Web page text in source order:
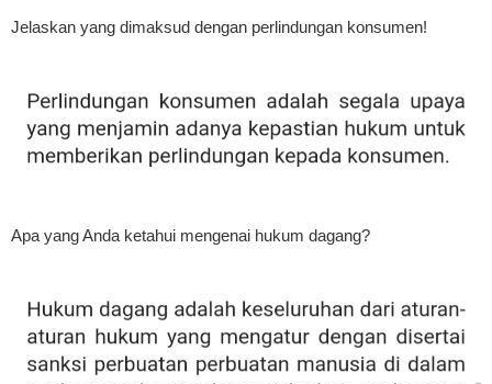
Jelaskan yang dimaksud dengan perlindungan konsumen!
Apa yang Anda ketahui mengenai hukum dagang?